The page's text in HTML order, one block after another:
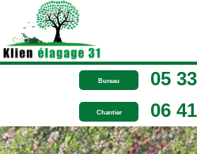
Bureau 05
Chantier 06